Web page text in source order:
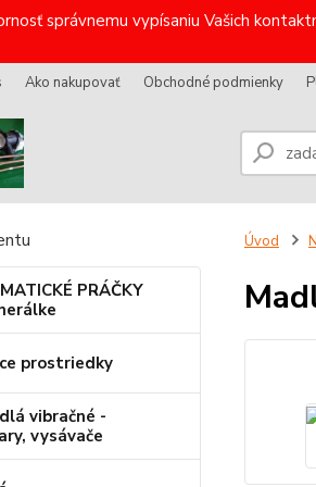
správnemu vypísaniu Vašich
Ako nakupovať Obchodné podmienky
PRÁČKY
prostriedky
vibračné -
vysávače
Úvod